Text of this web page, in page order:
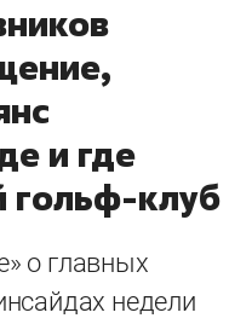
и где
гольф-клуб
о главных
недели